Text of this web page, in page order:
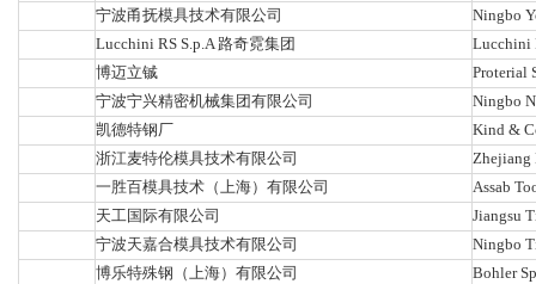
宁波甬抚模具技术有限公司
Ningbo
Lucchini RS S.p.A 路奇霓集团
Lucchini
博迈立铖
Proterial
宁波宁兴精密机械集团有限公司
Ningbo
凯德特钢厂
Kind &
浙江麦特伦模具技术有限公司
Zhejiang
一胜百模具技术（上海）有限公司
Assab
天工国际有限公司
Jiangsu
宁波天嘉合模具技术有限公司
Ningbo
博乐特殊钢（上海）有限公司
Bohler